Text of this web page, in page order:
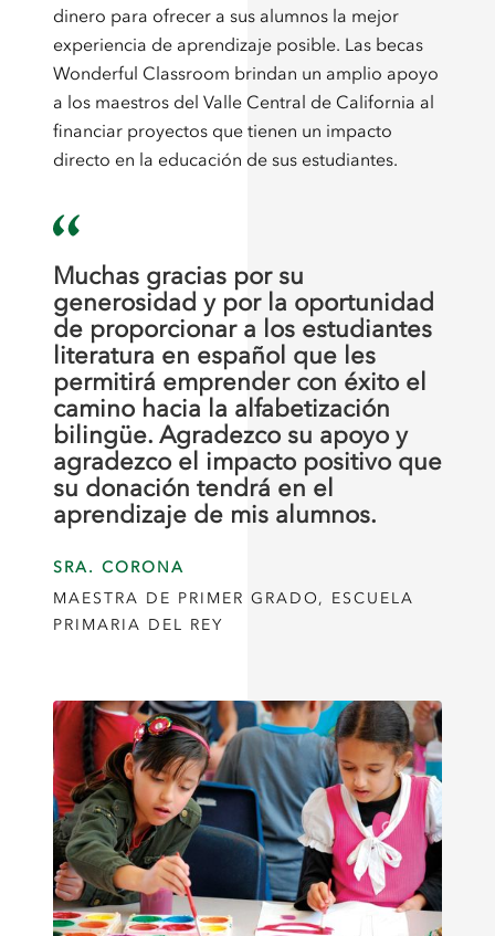
dinero para ofrecer a sus alumnos la mejor
experiencia de aprendizaje posible. Las becas
Wonderful Classroom brindan un amplio apoyo
a los maestros del Valle Central de California al
financiar proyectos que tienen un impacto
directo en la educación de sus estudiantes.
Muchas gracias por su
generosidad y por la oportunidad
de proporcionar a los estudiantes
literatura en español que les
permitirá emprender con éxito el
camino hacia la alfabetización
bilingüe. Agradezco su apoyo y
agradezco el impacto positivo que
su donación tendrá en el
aprendizaje de mis alumnos.
SRA. CORONA
MAESTRA DE PRIMER GRADO, ESCUELA
PRIMARIA DEL REY